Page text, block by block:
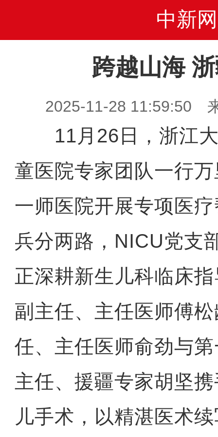
中新网
跨越山海
2025-11-28 11:59:50
11月26日，浙江大
童医院专家团队一行
一师医院开展专项医
兵分两路，NICU党支
正深耕新生儿科临床
副主任、主任医师傅
任、主任医师俞劲与
主任、援疆专家胡坚
儿手术，以精湛医术